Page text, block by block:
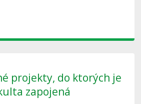
projekty, do ktorých je
zapojená